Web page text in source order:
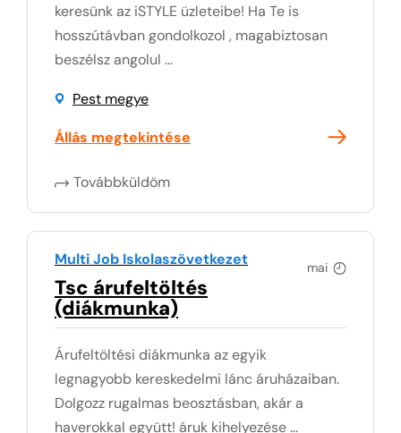
keresünk az iSTYLE üzleteibe! Ha Te is
hosszútávban gondolkozol , magabiztosan
beszélsz angolul ...
Pest megye
Állás megtekintése
Továbbküldöm
mai
Multi Job Iskolaszövetkezet
Tsc árufeltöltés
(diákmunka)
Árufeltöltési diákmunka az egyik
legnagyobb kereskedelmi lánc áruházaiban.
Dolgozz rugalmas beosztásban, akár a
haverokkal együtt! áruk kihelyezése ...